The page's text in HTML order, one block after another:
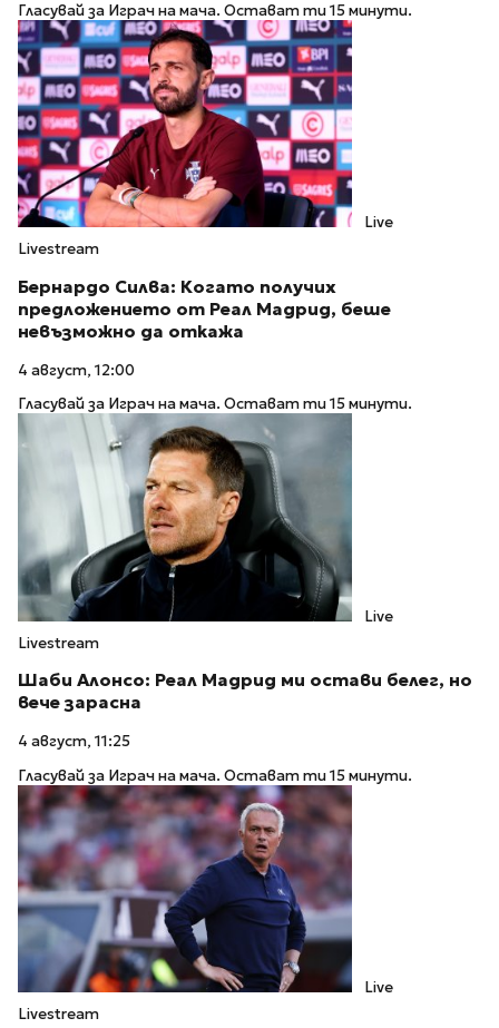
Гласувай за Играч на мача. Остават ти 15 минути.
Live
Livestream
Бернардо Силва: Когато получих
предложението от Реал Мадрид, беше
невъзможно да откажа
4 август, 12:00
Гласувай за Играч на мача. Остават ти 15 минути.
Live
Livestream
Шаби Алонсо: Реал Мадрид ми остави белег, но
вече зарасна
4 август, 11:25
Гласувай за Играч на мача. Остават ти 15 минути.
Live
Livestream